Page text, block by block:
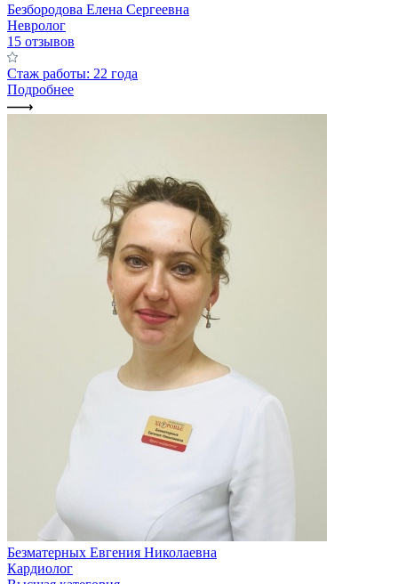
Безбородова Елена Сергеевна
Невролог
15 отзывов
Стаж работы: 22 года
Подробнее
Безматерных Евгения Николаевна
Кардиолог